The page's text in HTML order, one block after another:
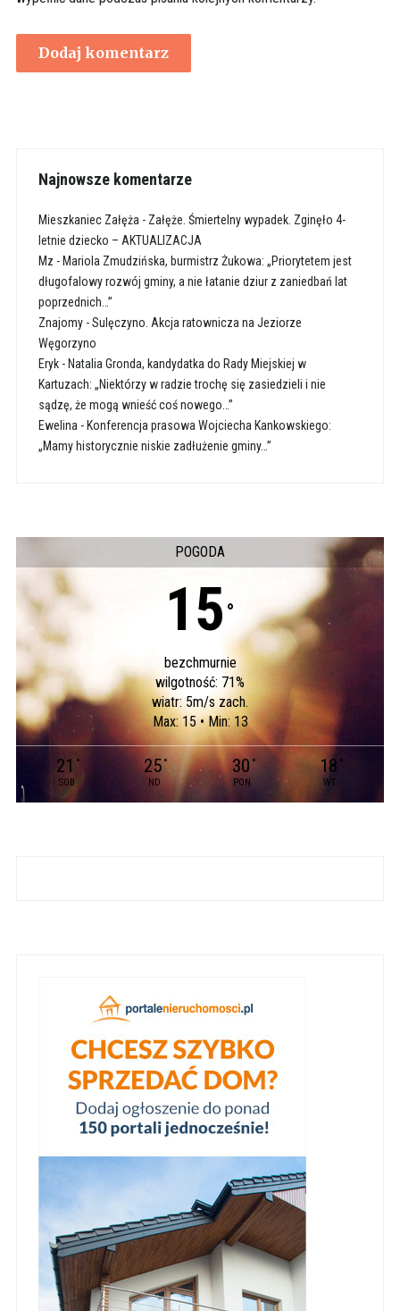
Najnowsze komentarze
Mieszkaniec Załęża - Załęże. Śmiertelny wypadek. Zginęło 4-
letnie dziecko – AKTUALIZACJA
Mz - Mariola Zmudzińska, burmistrz Żukowa: „Priorytetem jest
długofalowy rozwój gminy, a nie łatanie dziur z zaniedbań lat
poprzednich…”
Znajomy-Sulęczyno. Akcja ratownicza na Jeziorze
Węgorzyno
Eryk- Natalia Gronda, kandydatka do Rady Miejskiej w
Kartuzach: „Niektórzy w radzie trochę się zasiedzieli i nie
sądzę, że mogą wnieść coś nowego…”
Ewelina - Konferencja prasowa Wojciecha Kankowskiego:
„Mamy historycznie niskie zadłużenie gminy…”
POGODA
15 °
bezchmurnie
wilgotność: 71%
wiatr: 5m/s zach.
Max: 15 • Min: 13
21 °
SOB
25°
ND
30 °
PON
18 °
WT